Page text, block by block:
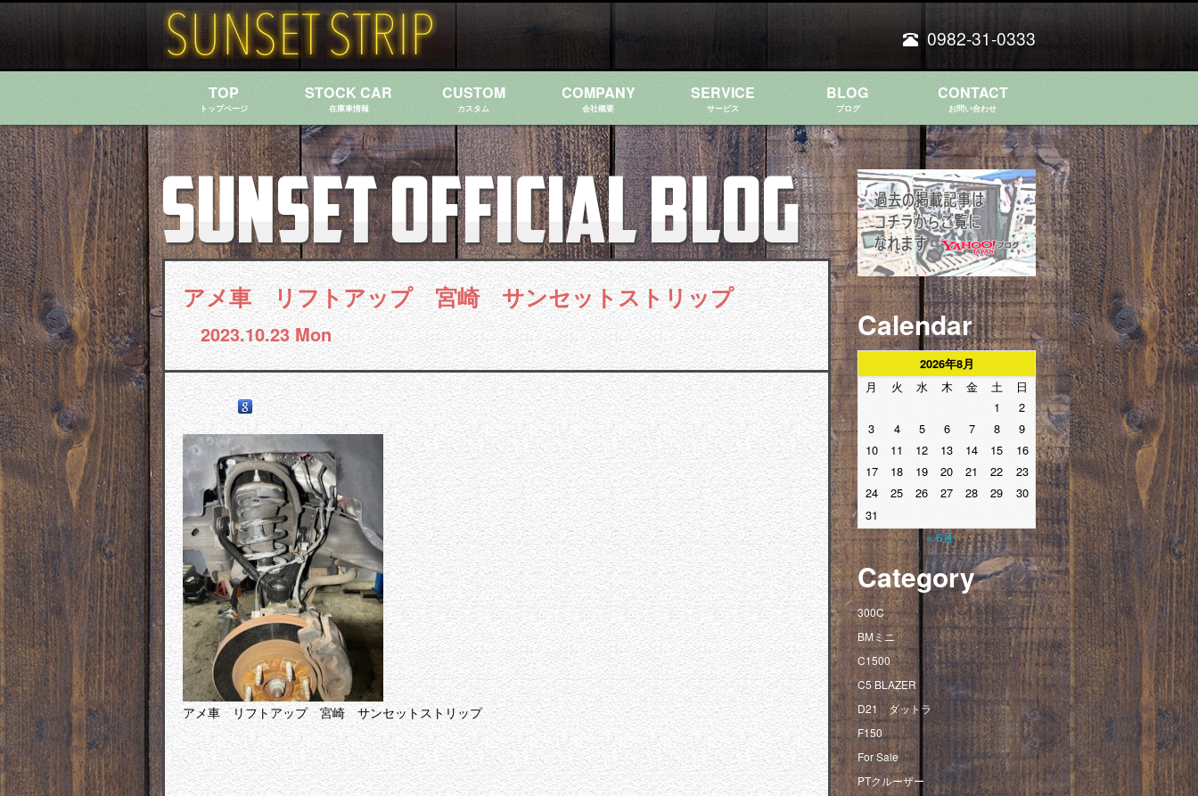
0982-31-0333
TOP
トップページ
STOCK CAR
在庫車情報
CUSTOM
カスタム
COMPANY
会社概要
SERVICE
サービス
BLOG
ブログ
CONTACT
お問い合わせ
アメ車 リフトアップ 宮崎 サンセットストリップ
2023.10.23 Mon
アメ車 リフトアップ 宮崎 サンセットストリップ
Calendar
2026年8月
月 火 水 木 金 土
日
1
2
3
4 5 6 7 8
9
10
11 12 13 14 15
16
17
18 19 20 21 22
23
24
25 26 27 28 29
30
31
« 6月
Category
300C
BMミニ
C1500
C5 BLAZER
D21 ダットラ
F150
For Sale
PTクルーザー